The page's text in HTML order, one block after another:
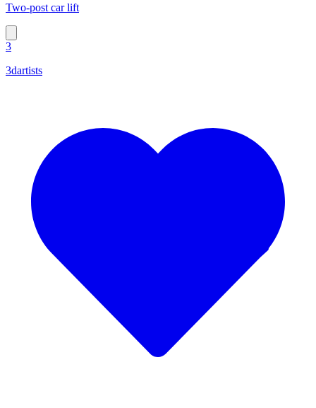
Two-post car lift
3
3dartists